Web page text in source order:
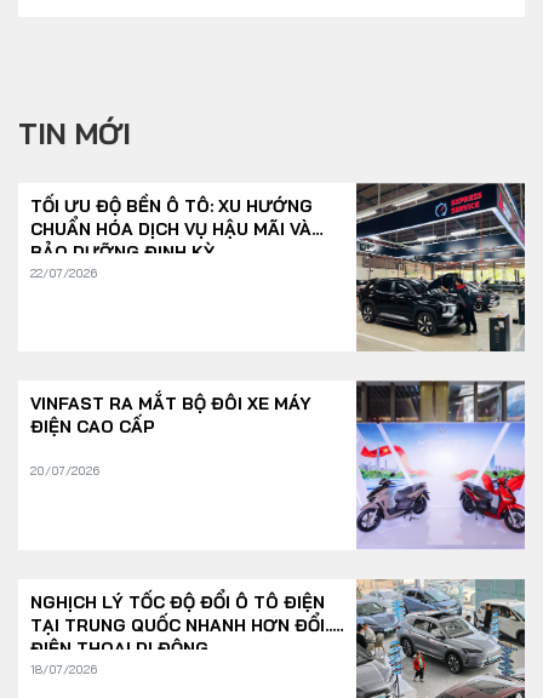
TIN MỚI
TỐI ƯU ĐỘ BỀN Ô TÔ: XU HƯỚNG
CHUẨN HÓA DỊCH VỤ HẬU MÃI VÀ
BẢO DƯỠNG ĐỊNH KỲ
22/07/2026
VINFAST RA MẮT BỘ ĐÔI XE MÁY
ĐIỆN CAO CẤP
20/07/2026
NGHỊCH LÝ TỐC ĐỘ ĐỔI Ô TÔ ĐIỆN
TẠI TRUNG QUỐC NHANH HƠN ĐỔI...
ĐIỆN THOẠI DI ĐỘNG
18/07/2026